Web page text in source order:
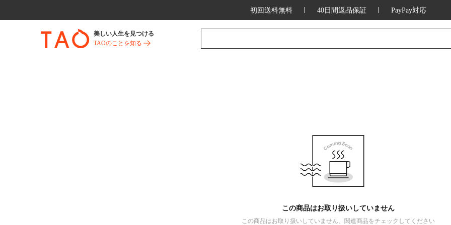
初回送料無料 40日間返品保証 PayPay対応
美しい人生を見つける
TAOのことを知る
この商品はお取り扱いしていません
この商品はお取り扱いしていません、関連商品をチェックしてください